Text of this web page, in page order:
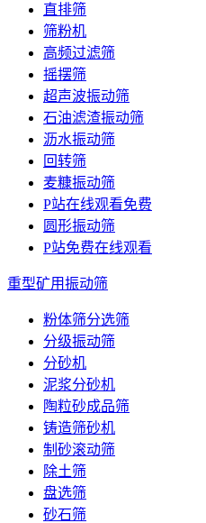
直排筛
筛粉机
高频过滤筛
摇摆筛
超声波振动筛
石油滤渣振动筛
沥水振动筛
回转筛
麦糠振动筛
P站在线观看免费
圆形振动筛
P站免费在线观看
重型矿用振动筛
粉体筛分选筛
分级振动筛
分砂机
泥浆分砂机
陶粒砂成品筛
铸造筛砂机
制砂滚动筛
除土筛
盘选筛
砂石筛